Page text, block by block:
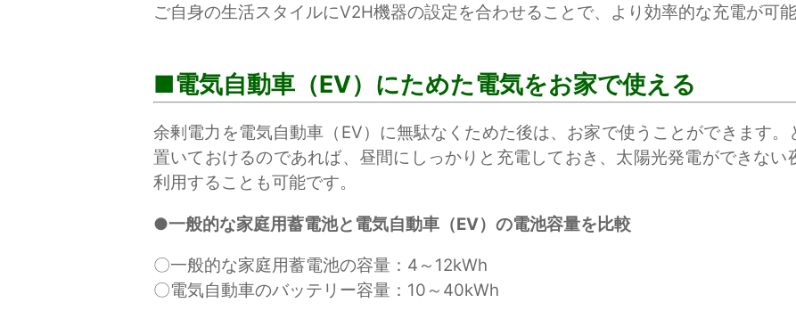
ご自身の生活スタイルにV2H機器の設定を合わせることで、より効率的な充電が可能
電気自動車（EV）にためた電気をお家で使える
余剰電力を電気自動車（EV）に無駄なくためた後は、お家で使うことができます
置いておけるのであれば、昼間にしっかりと充電しておき、太陽光発電ができない
利用することも可能です。
●一般的な家庭用蓄電池と電気自動車（EV）の電池容量を比較
〇一般的な家庭用蓄電池の容量：4～12kWh
〇電気自動車のバッテリー容量：10～40kWh